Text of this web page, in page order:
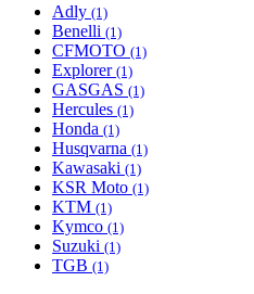
Adly (1)
Benelli (1)
CFMOTO (1)
Explorer (1)
GASGAS (1)
Hercules (1)
Honda (1)
Husqvarna (1)
Kawasaki (1)
KSR Moto (1)
KTM (1)
Kymco (1)
Suzuki (1)
TGB (1)